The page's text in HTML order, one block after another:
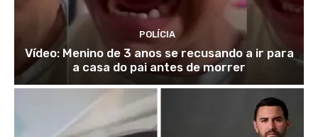
POLÍCIA
Vídeo: Menino de 3 anos se recusando a ir para
a casa do pai antes de morrer